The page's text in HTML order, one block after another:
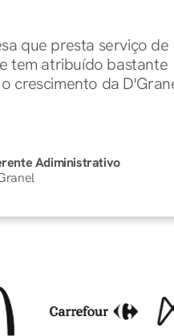
que presta serviço de
tem atribuído bastante
crescimento da
Adiministrativo